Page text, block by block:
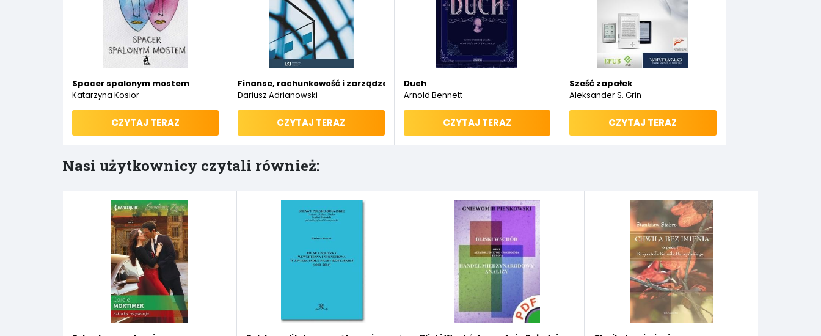
Spacer spalonym mostem
Katarzyna Kosior
CZYTAJ TERAZ
Finanse, rachunkowość i zarządzanie. Polska, Europa, Świat 2020
Dariusz Adrianowski
CZYTAJ TERAZ
Duch
Arnold Bennett
CZYTAJ TERAZ
Sześć zapałek
Aleksander S. Grin
CZYTAJ TERAZ
Nasi użytkownicy czytali również: